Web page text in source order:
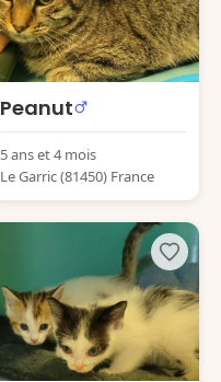
Peanut
5 ans et 4 mois
Le Garric (81450) France